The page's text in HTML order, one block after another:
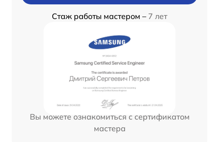
Стаж работы мастером – 7 лет
Вы можете ознакомиться с сертификатом
мастера